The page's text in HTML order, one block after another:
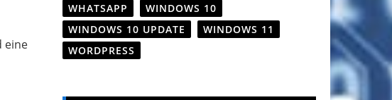
eine
WHATSAPP
WINDOWS 10
WINDOWS 10 UPDATE
WINDOWS 11
WORDPRESS